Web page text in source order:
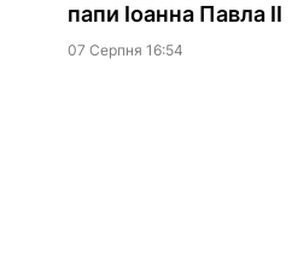
папи Іоанна Павла II
07 Серпня 16:54